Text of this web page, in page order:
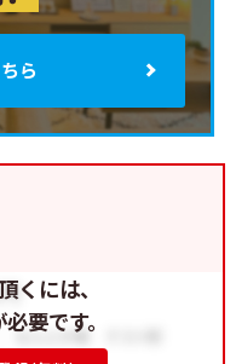
ら
くには、
要です。